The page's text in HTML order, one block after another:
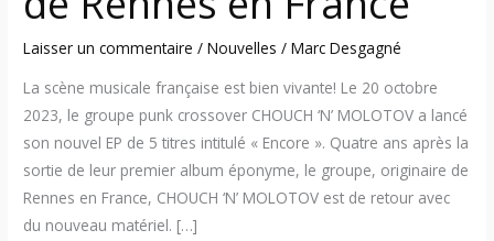
Laisser un commentaire /Nouvelles /Marc Desgagné
La scène musicale française est bien vivante! Le 20 octobre
2023, le groupe punk crossover CHOUCH ‘N’ MOLOTOV a lancé
son nouvel EP de 5 titres intitulé « Encore ». Quatre ans après la
sortie de leur premier album éponyme, le groupe, originaire de
Rennes en France, CHOUCH ‘N’ MOLOTOV est de retour avec
du nouveau matériel. […]